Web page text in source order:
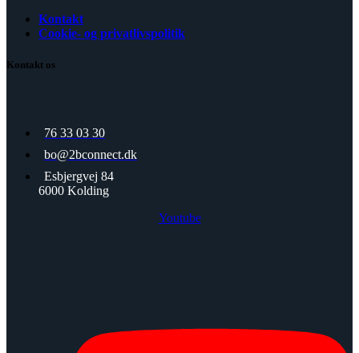
Kontakt
Cookie- og privatlivspolitik
Kontakt os
76 33 03 30
bo@2bconnect.dk
Esbjergvej 84
6000 Kolding
Youtube